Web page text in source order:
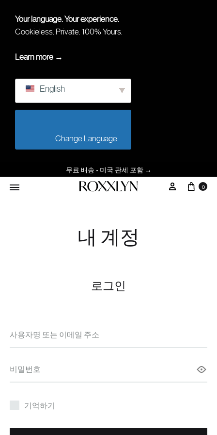
Your language. Your experience.
Cookieless. Private. 100% Yours.
Learn more →
English
무료 배송 - 미국 관세 포함 →
내 계정
카트
0
내 계정
로그인
사용자명 또는 이메일 주소
수
비밀번호
수
목
기억하기